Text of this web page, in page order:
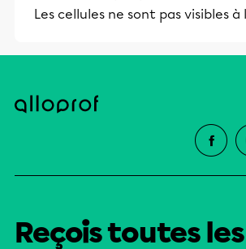
Les cellules ne sont pas visibles à
Reçois toutes